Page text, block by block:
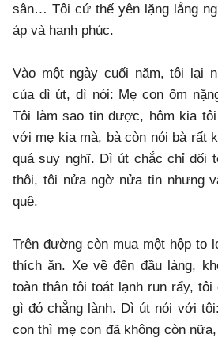
sân… Tôi cứ thế yên lặng lắng
áp và hạnh phúc.
Vào một ngày cuối năm, tôi lại
của dì út, dì nói: Mẹ con ốm
Tôi làm sao tin được, hôm kia
với mẹ kia mà, bà còn nói bà rất
quá suy nghĩ. Dì út chắc chỉ dối
thôi, tôi nửa ngờ nửa tin nhưng
quê.
Trên đường còn mua một hộp to
thích ăn. Xe về đến đầu làng,
toàn thân tôi toát lạnh run rẩy,
gì đó chẳng lành. Dì út nói với
con thì mẹ con đã không còn